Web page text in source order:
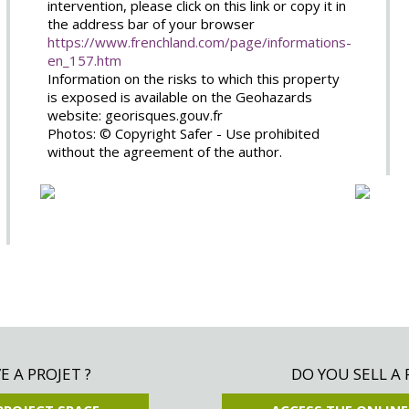
intervention, please click on this link or copy it in
the address bar of your browser
https://www.frenchland.com/page/informations-
en_157.htm
Information on the risks to which this property
is exposed is available on the Geohazards
website: georisques.gouv.fr
Photos: © Copyright Safer - Use prohibited
without the agreement of the author.
A PROJET ? DO YOU SELL A